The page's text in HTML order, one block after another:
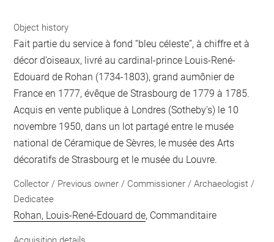
Object history
Fait partie du service à fond “bleu céleste”, à chiffre et à
décor d’oiseaux, livré au cardinal-prince Louis-René-
Edouard de Rohan (1734-1803), grand aumônier de
France en 1777, évêque de Strasbourg de 1779 à 1785.
Acquis en vente publique à Londres (Sotheby's) le 10
novembre 1950, dans un lot partagé entre le musée
national de Céramique de Sèvres, le musée des Arts
décoratifs de Strasbourg et le musée du Louvre.
Collector / Previous owner / Commissioner / Archaeologist /
Dedicatee
Rohan, Louis-René-Edouard de, Commanditaire